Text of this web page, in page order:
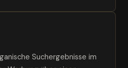
Suchergebnisse im